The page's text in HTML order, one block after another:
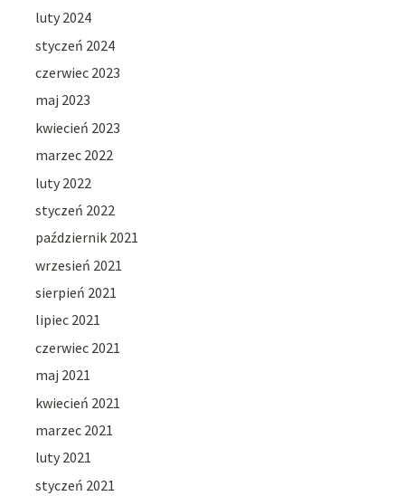
luty 2024
styczeń 2024
czerwiec 2023
maj 2023
kwiecień 2023
marzec 2022
luty 2022
styczeń 2022
październik 2021
wrzesień 2021
sierpień 2021
lipiec 2021
czerwiec 2021
maj 2021
kwiecień 2021
marzec 2021
luty 2021
styczeń 2021